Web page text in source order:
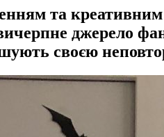
та
джерело
своєю